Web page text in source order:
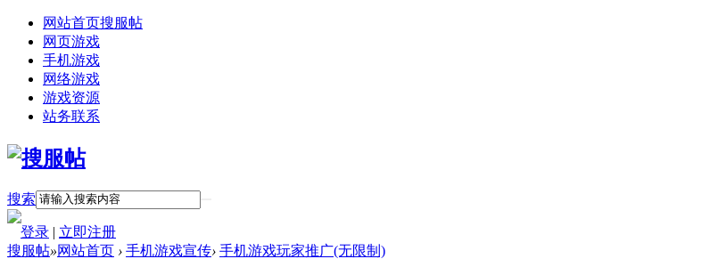
网站首页搜服帖
网页游戏
手机游戏
网络游戏
游戏资源
站务联系
搜索
登录 | 立即注册
搜服帖»网站首页 › 手机游戏宣传› 手机游戏玩家推广(无限制)